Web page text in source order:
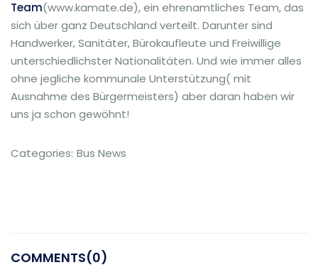
Team(www.kamate.de), ein ehrenamtliches Team, das
sich über ganz Deutschland verteilt. Darunter sind
Handwerker, Sanitäter, Bürokaufleute und Freiwillige
unterschiedlichster Nationalitäten. Und wie immer alles
ohne jegliche kommunale Unterstützung( mit
Ausnahme des Bürgermeisters) aber daran haben wir
uns ja schon gewöhnt!
Categories: Bus News
COMMENTS(0)